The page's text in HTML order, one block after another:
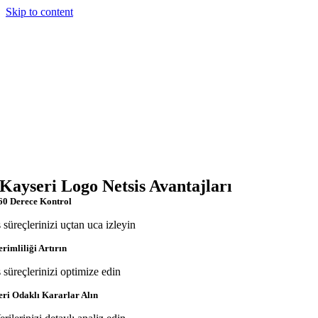
Skip to content
Kayseri Logo Netsis Avantajları
Derece Kontrol
süreçlerinizi uçtan uca izleyin
Artırın
süreçlerinizi optimize edin
Odaklı Kararlar Alın